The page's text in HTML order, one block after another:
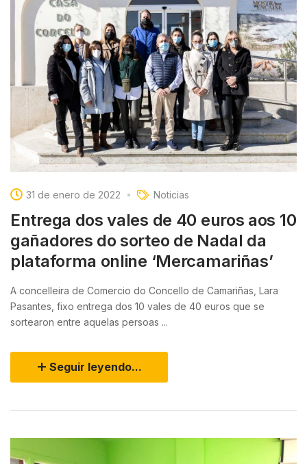
31 de enero de 2022 Noticias
Entrega dos vales de 40 euros aos 10
gañadores do sorteo de Nadal da
plataforma online ‘Mercamariñas’
A concelleira de Comercio do Concello de Camariñas, Lara
Pasantes, fixo entrega dos 10 vales de 40 euros que se
sortearon entre aquelas persoas ...
Seguir leyendo...